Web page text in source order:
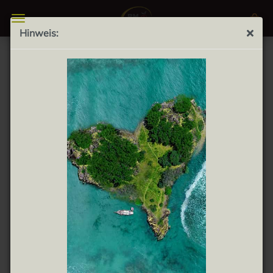
Hinweis:
GRÜNE SPANISCHE OLIVEN
Die Frische und der milde Geschmack der mediterranen
Landschaft werden durch grüne spanische Oliven
gefeiert. Sie werden sorgfältig aus den besten
Olivenhainen der Iberischen Halbinsel ausgewählt und
unterziehen sich einem traditionellen
Herstellungsprozess, der ihre natürliche Farbe und
knackige Textur bewahrt. Die sanfte Zugabe von
Kräuter- und Gewürzmarinaden verleiht ihnen eine
milde Note und betont ihre authentische Herkunft in
Spanien.
Diese grünen Oliven schmecken nicht nur gut für den
Gaumen, sondern können auch in der Küche vielfältig
verwendet werden. Ob als erfrischende Tapas,